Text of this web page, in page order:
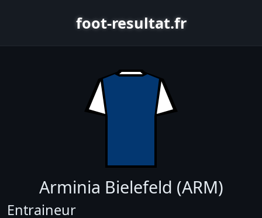
foot-resultat.fr
Arminia Bielefeld (ARM)
Entraineur